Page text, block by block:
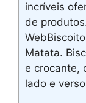
incríveis
de
Matata.
e crocante,
lado e